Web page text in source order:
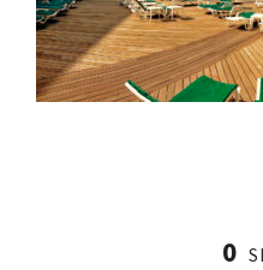
0